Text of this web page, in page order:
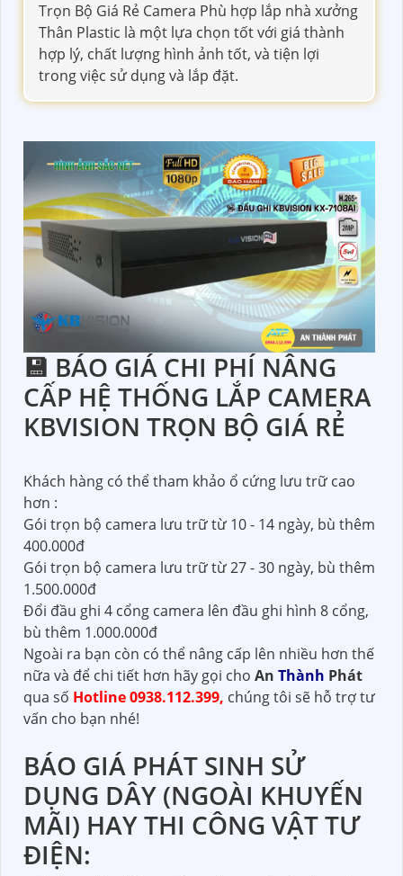
Trọn Bộ Giá Rẻ Camera Phù hợp lắp nhà xưởng
Thân Plastic là một lựa chọn tốt với giá thành
hợp lý, chất lượng hình ảnh tốt, và tiện lợi
trong việc sử dụng và lắp đặt.
💾 BÁO GIÁ CHI PHÍ NÂNG
CẤP HỆ THỐNG LẮP CAMERA
KBVISION TRỌN BỘ GIÁ RẺ
Khách hàng có thể tham khảo ổ cứng lưu trữ cao
hơn :
Gói trọn bộ camera lưu trữ từ 10 - 14 ngày, bù thêm
400.000đ
Gói trọn bộ camera lưu trữ từ 27 - 30 ngày, bù thêm
1.500.000đ
Đổi đầu ghi 4 cổng camera lên đầu ghi hình 8 cổng,
bù thêm 1.000.000đ
Ngoài ra bạn còn có thể nâng cấp lên nhiều hơn thế
nữa và để chi tiết hơn hãy gọi cho An Thành Phát
qua số Hotline 0938.112.399, chúng tôi sẽ hỗ trợ tư
vấn cho bạn nhé!
BÁO GIÁ PHÁT SINH SỬ
DỤNG DÂY (NGOÀI KHUYẾN
MÃI) HAY THI CÔNG VẬT TƯ
ĐIỆN: